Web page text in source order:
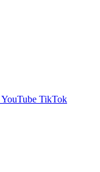
YouTube TikTok